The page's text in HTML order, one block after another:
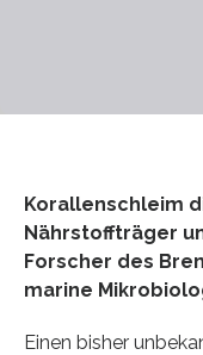
Korallenschleim
Nährstoffträger
Forscher des
marine
Einen bisher